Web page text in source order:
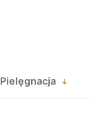
Pielęgnacja